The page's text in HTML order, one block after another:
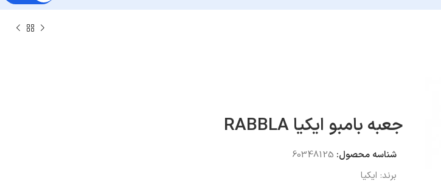
جعبه بامبو ایکیا RABBLA
شناسه محصول: 60348125
برند: ایکیا